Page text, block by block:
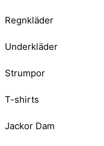
Regnkläder
Underkläder
Strumpor
T-shirts
Jackor Dam